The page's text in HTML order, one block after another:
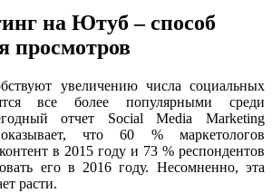
на Ютуб – способ
просмотров
увеличению числа социальных
все более популярными среди
отчет Social Media Marketing
что 60 % маркетологов
в 2015 году и 73 % респондентов
его в 2016 году. Несомненно, эта
расти.